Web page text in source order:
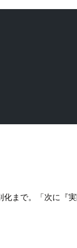
まで。「次に『